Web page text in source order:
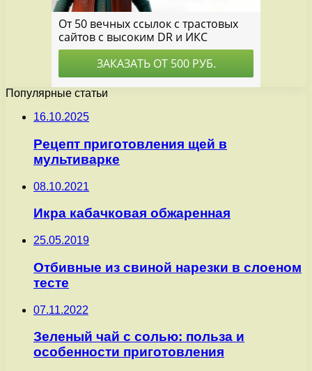
Популярные статьи
16.10.2025
Рецепт приготовления щей в
мультиварке
08.10.2021
Икра кабачковая обжаренная
25.05.2019
Отбивные из свиной нарезки в слоеном
тесте
07.11.2022
Зеленый чай с солью: польза и
особенности приготовления